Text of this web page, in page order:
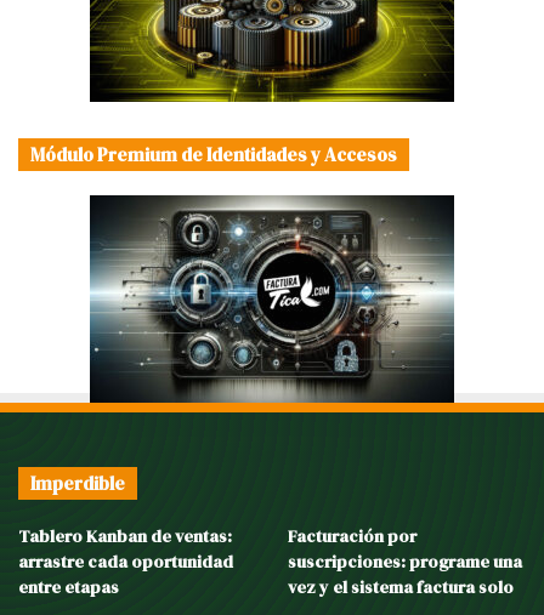
Módulo Premium de Identidades y Accesos
Imperdible
Tablero Kanban de ventas:
arrastre cada oportunidad
entre etapas
Facturación por
suscripciones: programe una
vez y el sistema factura solo